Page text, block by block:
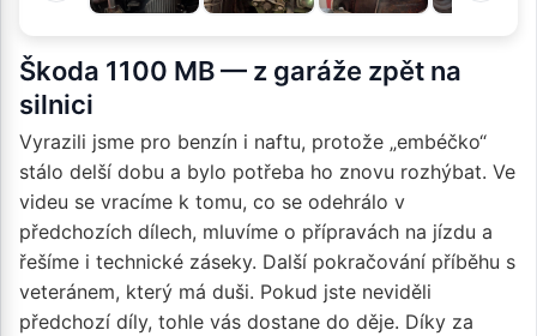
Škoda 1100 MB — z garáže zpět na
silnici
Vyrazili jsme pro benzín i naftu, protože „embéčko“
stálo delší dobu a bylo potřeba ho znovu rozhýbat. Ve
videu se vracíme k tomu, co se odehrálo v
předchozích dílech, mluvíme o přípravách na jízdu a
řešíme i technické záseky. Další pokračování příběhu s
veteránem, který má duši. Pokud jste neviděli
předchozí díly, tohle vás dostane do děje. Díky za